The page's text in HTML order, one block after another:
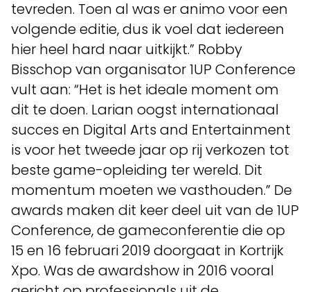
tevreden. Toen al was er animo voor een
volgende editie, dus ik voel dat iedereen
hier heel hard naar uitkijkt.” Robby
Bisschop van organisator 1UP Conference
vult aan: “Het is het ideale moment om
dit te doen. Larian oogst internationaal
succes en Digital Arts and Entertainment
is voor het tweede jaar op rij verkozen tot
beste game-opleiding ter wereld. Dit
momentum moeten we vasthouden.” De
awards maken dit keer deel uit van de 1UP
Conference, de gameconferentie die op
15 en 16 februari 2019 doorgaat in Kortrijk
Xpo. Was de awardshow in 2016 vooral